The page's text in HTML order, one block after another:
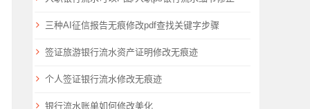
三种AI征信报告无痕修改pdf查找关键字步骤
签证旅游银行流水资产证明修改无痕迹
个人签证银行流水修改无痕迹
银行流水账单如何修改美化